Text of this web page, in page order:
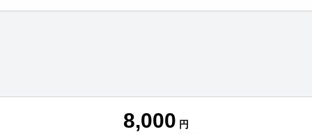
8,000 円